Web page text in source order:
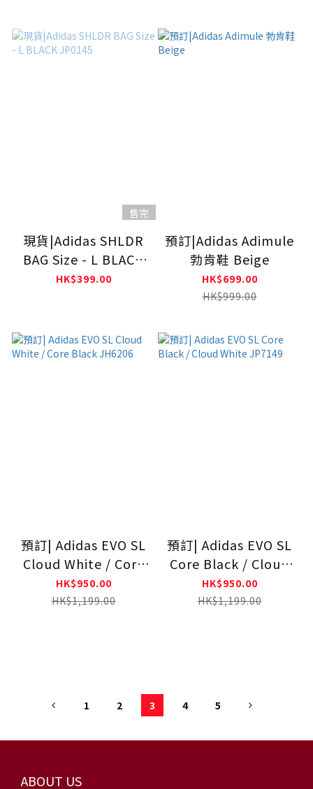
售完
現貨|Adidas SHLDR
BAG Size - L BLACK
JP0145
HK$399.00
預訂|Adidas Adimule
勃肯鞋 Beige
HK$699.00
HK$999.00
預訂| Adidas EVO SL
Cloud White / Core
Black JH6206
HK$950.00
HK$1,199.00
預訂| Adidas EVO SL
Core Black / Cloud
White JP7149
HK$950.00
HK$1,199.00
1 2 3 4 5
ABOUT US